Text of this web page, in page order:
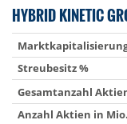
HYBRID KINETIC
Marktkapitalisierung
Streubesitz %
Gesamtanzahl
Anzahl Aktien in Mio.